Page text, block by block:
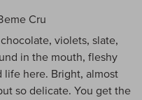
Cru
violets, slate,
in the mouth, fleshy
life here. Bright, almost
so delicate. You get the